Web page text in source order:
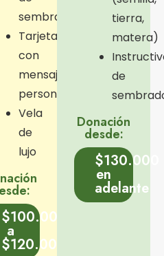
sembrado
Tarjeta
con
mensaje
personalizado
Vela
de
lujo
$100.000
a
$120.000
tierra,
matera)
de
Donación
desde:
$130.000
en
adelante